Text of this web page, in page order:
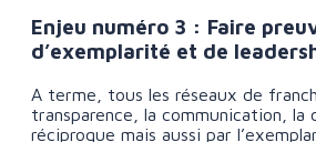
Enjeu numéro 3 : Faire
d’exemplarité et de
A terme, tous les réseaux de
transparence, la communication, la
réciproque mais aussi par